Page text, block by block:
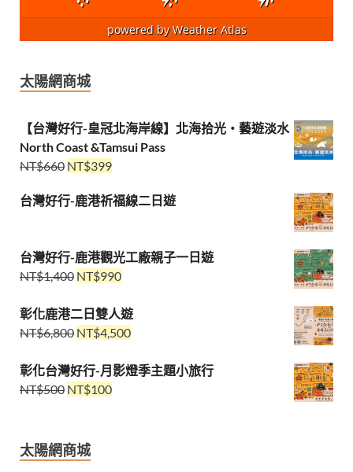
powered byWeather Atlas
太陽網商城
【台灣好行-皇冠北海岸線】北海拾光・藝遊淡水
North Coast &Tamsui Pass
NT$660 NT$399
台灣好行-鹿港祈福線二日遊
台灣好行-鹿港觀光工廠親子一日遊
NT$1,400 NT$990
彰化鹿港二日雙人遊
NT$6,800 NT$4,500
彰化台灣好行-月影燈季主題小旅行
NT$500 NT$100
太陽網商城